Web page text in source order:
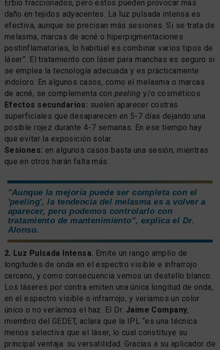
Erbio fraccionados, pero estos pueden provocar más
daño en tejidos adyacentes. La luz pulsada intensa es
efectiva, aunque se precisan más sesiones. Si se trata de
melasma, marcas de acné o hiperpigmentaciones
postinflamatorias, lo habitual es combinar varios tipos de
láser”. El tratamiento con láser para manchas es seguro si
se emplea la tecnología adecuada y es prácticamente
indoloro. En algunos casos, como el melasma o marcas
de acné, se complementa con peelingy/o cosméticos.
Efectos secundarios: suelen aparecer costras
superficiales que desaparecen en 5-7 días dejando una
posible rojez durante 4-7 semanas. En ese tiempo hay
que evitar la exposición solar.
Sesiones: en algunos casos basta una sesión, mientras
que en otros harán falta más.
"Aunque la mejoría puede ser completa con el
'peeling', la tendencia del melasma es a volver a
aparecer, pero podemos controlarlo con
tratamiento de mantenimiento", explica el Dr.
Alonso.
2. Luz Pulsada Intensa. Emite un rango amplio de
longitudes de onda en el espectro visible e infrarrojo
cercano, y como consecuencia vemos un destello blanco.
Los láseres por contra emiten una única longitud de onda,
en el espectro visible o infrarrojo, y veríamos un color
único o no veríamos el haz. El Dr. Jaime Company,
miembro del GEDET, aclara que la IPL “es una técnica
menos selectiva que el láser, lo cual constituye su
principal ventaja: su versatilidad. Gracias a su aplicador de